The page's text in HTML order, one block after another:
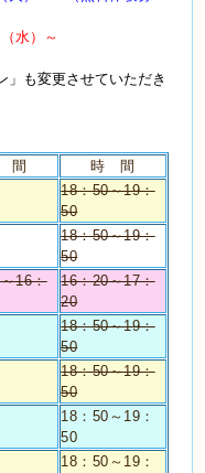
）～
」も変更させていただき
間
時 間
18：50～19：
50
18：50～19：
50
16：
16：20～17：
20
18：50～19：
50
18：50～19：
50
18：50～19：
50
18：50～19：